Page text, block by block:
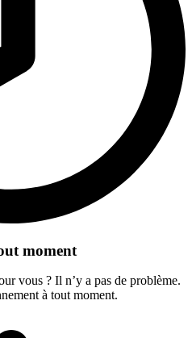
moment
vous ? Il n’y a pas de problème.
à tout moment.